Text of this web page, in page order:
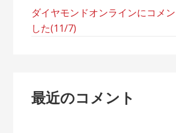
ダイヤモンドオンラインにコメ
した(11/7)
最近のコメント